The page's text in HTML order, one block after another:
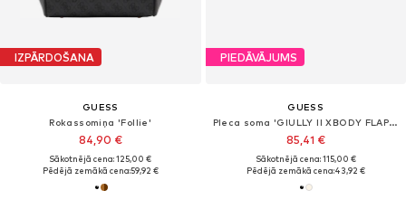
IZPĀRDOŠANA
GUESS
Rokassomiņa 'Follie'
84,90 €
Sākotnējā cena: 125,00 €
Pēdējā zemākā cena:59,92 €
PIEDĀVĀJUMS
GUESS
Pleca soma 'GIULLY II XBODY FLAP ORGANIZER'
85,41 €
Sākotnējā cena: 115,00 €
Pēdējā zemākā cena:43,92 €